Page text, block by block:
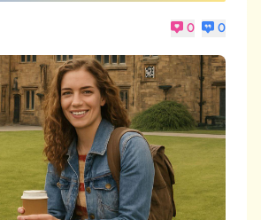
0 0